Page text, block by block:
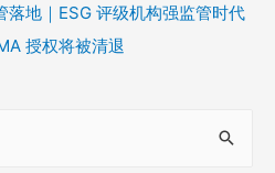
落地｜ESG 评级机构强监管时代
授权将被清退